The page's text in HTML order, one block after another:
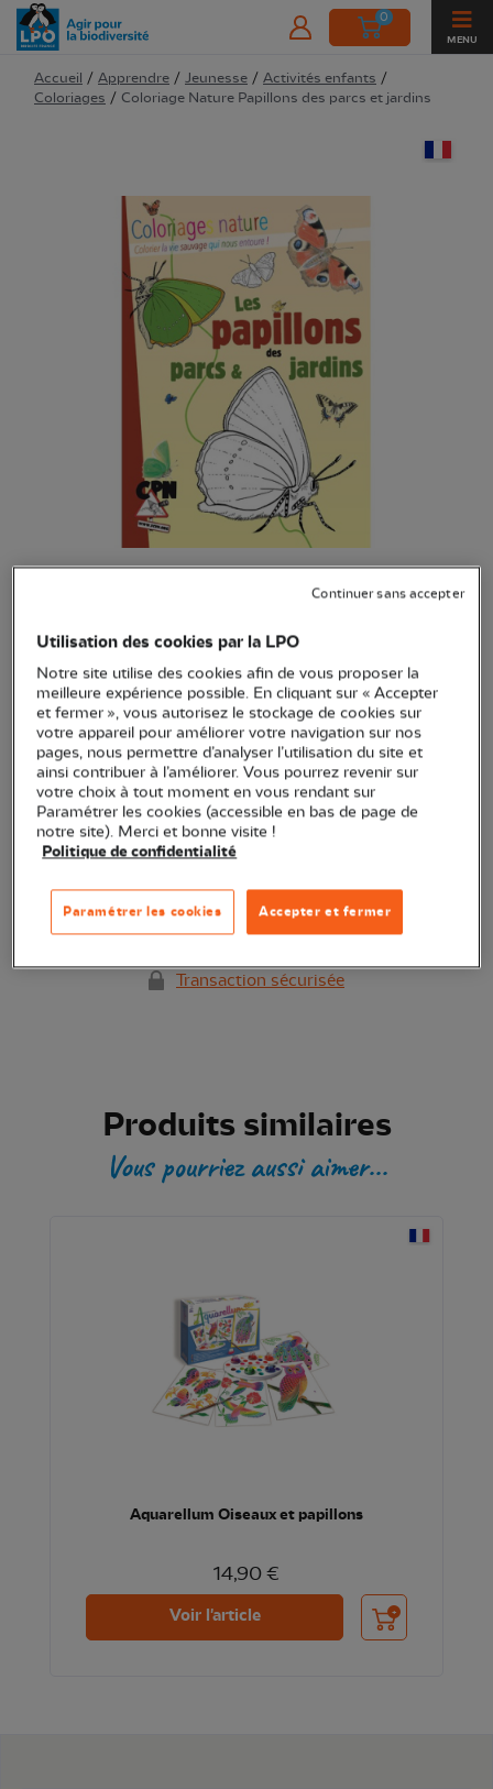
0
MENU
Accueil / Apprendre / Jeunesse / Activités enfants /
Coloriages / Coloriage Nature Papillons des parcs et jardins
Coloriage Nature Papillons des
(Ref.EN0658)
8,00 €
Pour apprendre à reconnaître les papillons Voir plus
Quantité
Dernières pièces en stock !
Ajouter au panier
Transaction sécurisée
Produits similaires
Vous pourriez aussi aimer...
Aquarellum Oiseaux et papillons
14,90 €
Voir l'article Ajouter au panier
Utilisation des cookies par la LPO
Notre site utilise des cookies afin de vous proposer la
meilleure expérience possible. En cliquant sur « Accepter
et fermer », vous autorisez le stockage de cookies sur
votre appareil pour améliorer votre navigation sur nos
pages, nous permettre d’analyser l’utilisation du site et
ainsi contribuer à l’améliorer. Vous pourrez revenir sur
votre choix à tout moment en vous rendant sur
Paramétrer les cookies (accessible en bas de page de
notre site). Merci et bonne visite !
Politique de confidentialité
Accepter et fermer
Paramétrer les cookies
Continuer sans accepter